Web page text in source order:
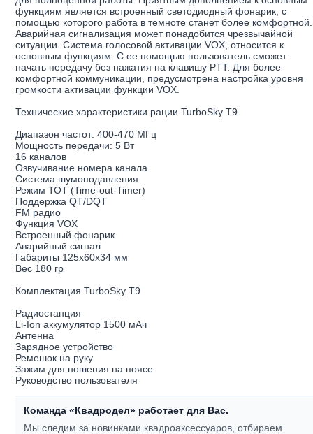
функциям является встроенный светодиодный фонарик, с
помощью которого работа в темноте станет более комфортной.
Аварийная сигнализация может понадобится чрезвычайной
ситуации. Система голосовой активации VOX, относится к
основным функциям. С ее помощью пользователь сможет
начать передачу без нажатия на клавишу PTT. Для более
комфортной коммуникации, предусмотрена настройка уровня
громкости активации функции VOX.
Технические характеристики рации TurboSky Т9
Диапазон частот: 400-470 МГц
Мощность передачи: 5 Вт
16 каналов
Озвучивание номера канала
Система шумоподавления
Режим ТОТ (Time-out-Timer)
Поддержка QT/DQT
FM радио
Функция VOX
Встроенный фонарик
Аварийный сигнал
Габариты 125х60х34 мм
Вес 180 гр
Комплектация TurboSky Т9
Радиостанция
Li-Ion аккумулятор 1500 мАч
Антенна
Зарядное устройство
Ремешок на руку
Зажим для ношения на поясе
Руководство пользователя
Команда «Квадродел» работает для Вас.
Мы следим за новинками квадроаксессуаров, отбираем